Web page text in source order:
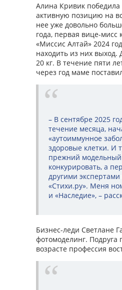
Алина Кривик
активную позицию на
нее уже довольно
года, первая вице-мисс
«Миссис Алтай» 2024
находить из них выход.
20 кг. В течение пяти
через год маме
– В сентябре 2025
течение месяца,
«аутоиммунное
здоровые клетки. И
прежний модельный
конкурировать, а
другими
«Стихи.ру». Меня
и «Наследие», –
Бизнес-леди Светлане
фотомоделинг. Подруга
возрасте профессия